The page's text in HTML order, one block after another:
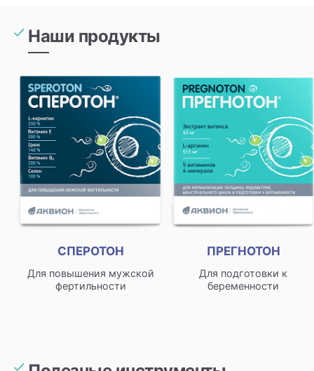
Наши продукты
СПЕРОТОН
Для повышения мужской
фертильности
ПРЕГНОТОН
Для подготовки к
беременности